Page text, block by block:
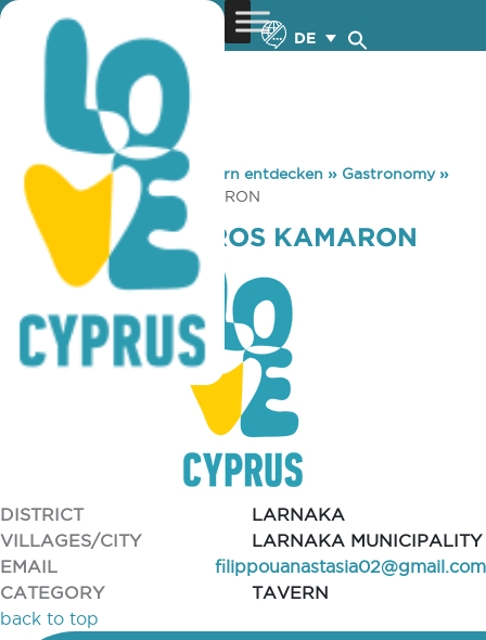
DE
You are here: Home »Zypern entdecken » Gastronomy»
TAVERNA TEFKROS KAMARON
TAVERNA TEFKROS KAMARON
DISTRICT
LARNAKA
VILLAGES/CITY
LARNAKA MUNICIPALITY
EMAIL
filippouanastasia02@gmail.com
CATEGORY
TAVERN
back to top